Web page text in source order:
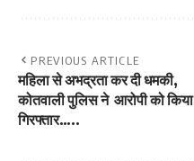
PREVIOUS ARTICLE
महिला से अभद्रता कर दी धमकी,
कोतवाली पुलिस ने आरोपी को किया
गिरफ्तार…..